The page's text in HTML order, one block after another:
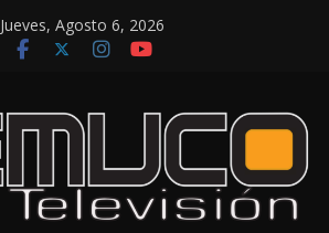
Jueves, Agosto 6, 2026